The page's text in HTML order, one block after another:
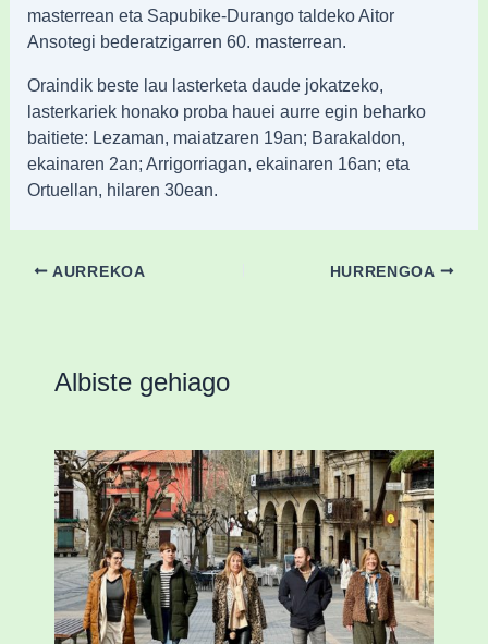
masterrean eta Sapubike-Durango taldeko Aitor
Ansotegi bederatzigarren 60. masterrean.
Oraindik beste lau lasterketa daude jokatzeko,
lasterkariek honako proba hauei aurre egin beharko
baitiete: Lezaman, maiatzaren 19an; Barakaldon,
ekainaren 2an; Arrigorriagan, ekainaren 16an; eta
Ortuellan, hilaren 30ean.
AURREKOA HURRENGOA
Albiste gehiago
Mankomunitateko gizarte-langileak